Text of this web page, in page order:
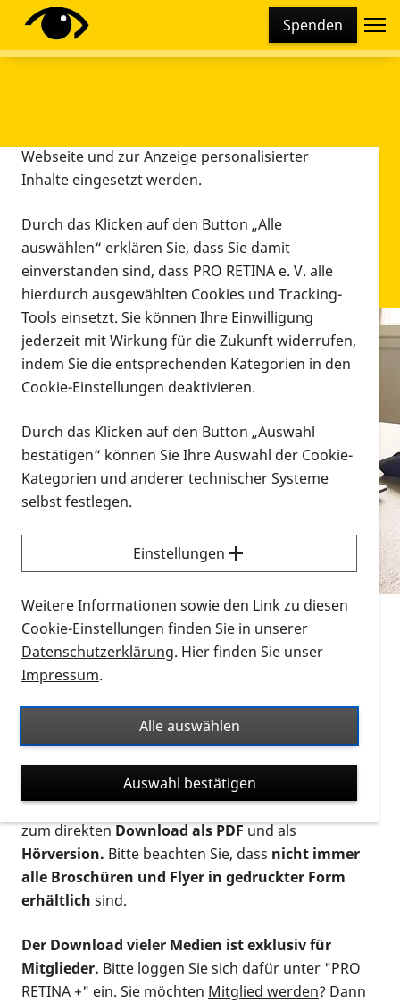
Spenden
Infomaterial
Infomaterial
Vorlesen
Alle Infomaterialien in verschiedenen
Formaten an einem Ort
Sie möchten wissen, wie Sie nach Infonmaterial
suchen und dieses bestellen bzw. herunterladen
können? Schauen Sie sich dieErklärvideos zum
Thema Infomaterial auf der PRO RETINA-Website
für blinde und sehbehinderte Menschen an.
Auf dieser Seite finden Sie sämtliches Infomaterial
Ort. Nutzen Sie den Formatfilter, um ausschließlich
nach Flyern und Broschüren, Audios oder Videos zu
suchen. Die meisten Flyer und Broschüren werden in
verschiedenen Formaten angeboten: zur
postalischen Bestellung als gedruckte Variante
zum direktenDownload als PDFund als
Hörversion. Bitte beachten Sie, dass nicht immer
alle Broschüren und Flyer in gedruckter Form
erhältlich sind.
Der Download vieler Medien ist exklusiv für
Mitglieder. Bitte loggen Sie sich dafür unter "PRO
RETINA +" ein. Sie möchten Mitglied werden? Dann
Diese Webseite setzt verschiedene Cookies und
Tracking-Tools ein. Dies beinhaltet Cookies und
Webseite und zur Anzeige personalisierter
Inhalte eingesetzt werden.
Durch das Klicken auf den Button „Alle
auswählen“ erklären Sie, dass Sie damit
einverstanden sind, dass PRO RETINA e. V. alle
hierdurch ausgewählten Cookies und Tracking-
Tools einsetzt. Sie können Ihre Einwilligung
jederzeit mit Wirkung für die Zukunft widerrufen,
indem Sie die entsprechenden Kategorien in den
Cookie-Einstellungen deaktivieren.
Durch das Klicken auf den Button „Auswahl
bestätigen“ können Sie Ihre Auswahl der Cookie-
Kategorien und anderer technischer Systeme
selbst festlegen.
Einstellungen
Weitere Informationen sowie den Link zu diesen
Cookie-Einstellungen finden Sie in unserer
Datenschutzerklärung. Hier finden Sie unser
Impressum.
Alle auswählen
Auswahl bestätigen